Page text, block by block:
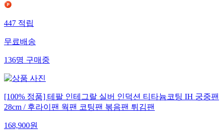
447적립
무료배송
136명구매중
[100% 정품] 테팔 인테그랄 실버 인덕션 티타늄코팅 IH 궁중팬
28cm / 후라이팬 웍팬 코팅팬 볶음팬 튀김팬
168,900원